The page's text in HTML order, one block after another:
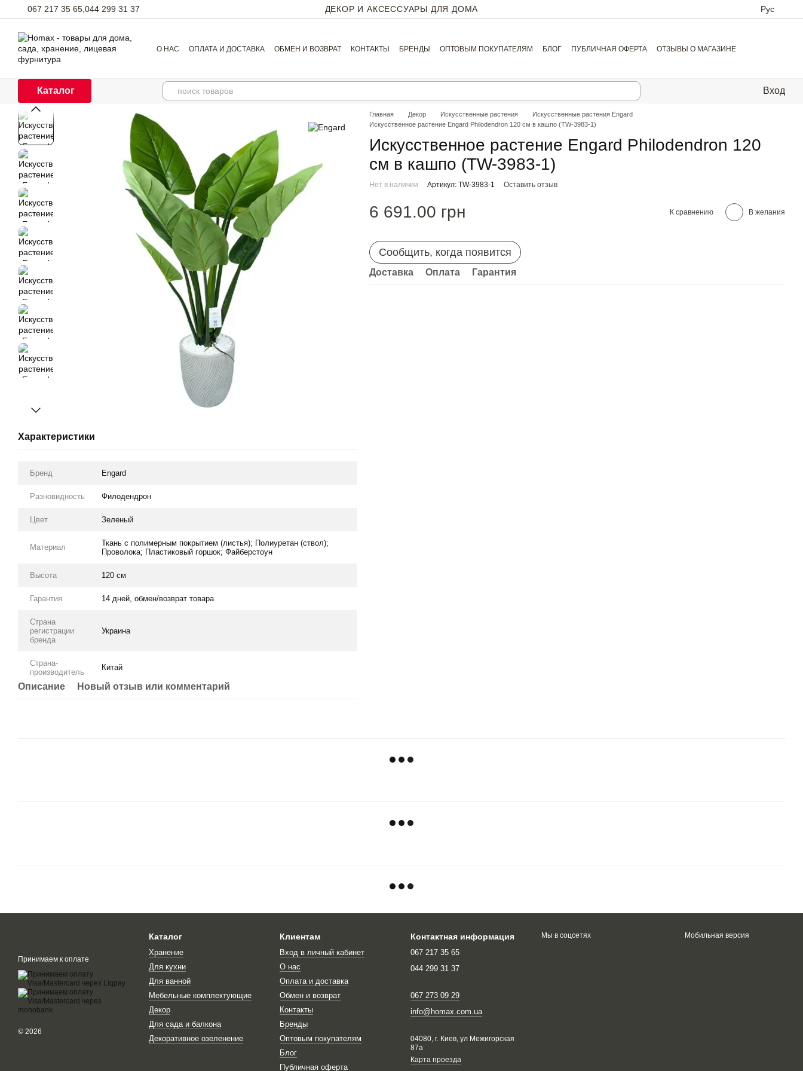
Перейти к основному контенту
067 217 35 65, 044 299 31 37 ДЕКОР И АКСЕССУАРЫ ДЛЯ ДОМА Рус
О НАС ОПЛАТА И ДОСТАВКА ОБМЕН И ВОЗВРАТ КОНТАКТЫ БРЕНДЫ ОПТОВЫМ ПОКУПАТЕЛЯМ БЛОГ ПУБЛИЧНАЯ ОФЕРТА ОТЗЫВЫ О МАГАЗИНЕ
Каталог Вход
Характеристики
Бренд Engard
Разновидность Филодендрон
Цвет Зеленый
Материал
Ткань с полимерным покрытием (листья); Полиуретан (ствол);
Проволока; Пластиковый горшок; Файберстоун
Высота 120 см
Гарантия 14 дней, обмен/возврат товара
Страна
регистрации
бренда
Украина
Страна-
производитель
Китай
Описание Новый отзыв или комментарий
Главная Декор Искусственные растения
Искусственные растения Engard
Искуcственное растение Engard Philodendron 120 cм в кашпо (TW-3983-1)
Искуcственное растение Engard Philodendron 120
cм в кашпо (TW-3983-1)
Нет в наличии Артикул: TW-3983-1 Оставить отзыв
6 691.00 грн К сравнению В желания
Сообщить, когда появится
Доставка Оплата Гарантия
Принимаем к оплате
© 2026
Каталог
Хранение
Для кухни
Для ванной
Мебельные комплектующие
Декор
Для сада и балкона
Декоративное озеленение
Клиентам
Вход в личный кабинет
О нас
Оплата и доставка
Обмен и возврат
Контакты
Бренды
Оптовым покупателям
Блог
Публичная оферта
Контактная информация
067 217 35 65
044 299 31 37
067 273 09 29
info@homax.com.ua
04080, г. Киев, ул Межигорская
87а
Карта проезда
Мы в соцсетях Мобильная версия